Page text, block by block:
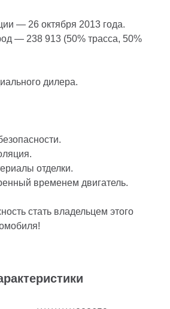
— 26 октября 2013 года.
— 238 913 (50% трасса, 50%
дилера.
отделки.
временем двигатель.
стать владельцем этого